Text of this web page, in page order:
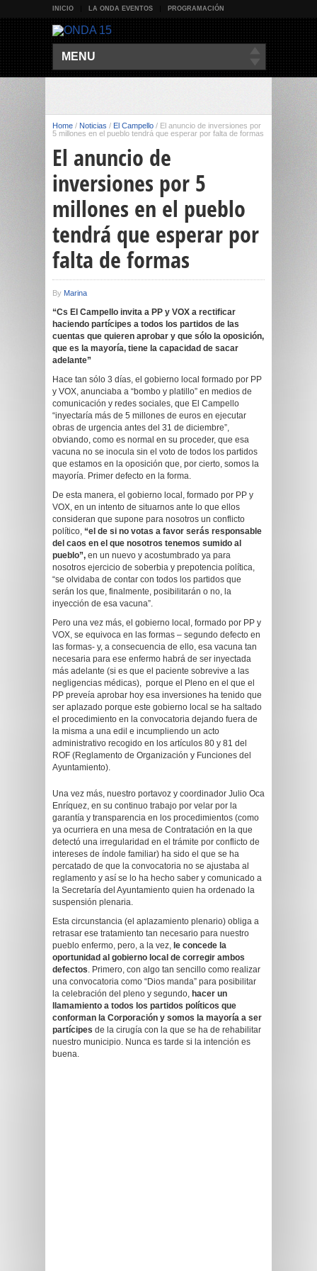
INICIO LA ONDA EVENTOS PROGRAMACIÓN
MENU
Home / Noticias / El Campello / El anuncio de inversiones por
5 millones en el pueblo tendrá que esperar por falta de formas
El anuncio de
inversiones por 5
millones en el pueblo
tendrá que esperar por
falta de formas
By Marina
“Cs El Campello invita a PP y VOX a rectificar
haciendo partícipes a todos los partidos de las
cuentas que quieren aprobar y que sólo la oposición,
que es la mayoría, tiene la capacidad de sacar
adelante”
Hace tan sólo 3 días, el gobierno local formado por PP
y VOX, anunciaba a “bombo y platillo” en medios de
comunicación y redes sociales, que El Campello
“inyectaría más de 5 millones de euros en ejecutar
obras de urgencia antes del 31 de diciembre”,
obviando, como es normal en su proceder, que esa
vacuna no se inocula sin el voto de todos los partidos
que estamos en la oposición que, por cierto, somos la
mayoría. Primer defecto en la forma.
De esta manera, el gobierno local, formado por PP y
VOX, en un intento de situarnos ante lo que ellos
consideran que supone para nosotros un conflicto
político, “el de si no votas a favor serás responsable
del caos en el que nosotros tenemos sumido al
pueblo”, en un nuevo y acostumbrado ya para
nosotros ejercicio de soberbia y prepotencia política,
“se olvidaba de contar con todos los partidos que
serán los que, finalmente, posibilitarán o no, la
inyección de esa vacuna”.
Pero una vez más, el gobierno local, formado por PP y
VOX, se equivoca en las formas – segundo defecto en
las formas- y, a consecuencia de ello, esa vacuna tan
necesaria para ese enfermo habrá de ser inyectada
más adelante (si es que el paciente sobrevive a las
negligencias médicas), porque el Pleno en el que el
PP preveía aprobar hoy esa inversiones ha tenido que
ser aplazado porque este gobierno local se ha saltado
el procedimiento en la convocatoria dejando fuera de
la misma a una edil e incumpliendo un acto
administrativo recogido en los artículos 80 y 81 del
ROF (Reglamento de Organización y Funciones del
Ayuntamiento).
Una vez más, nuestro portavoz y coordinador Julio Oca
Enríquez, en su continuo trabajo por velar por la
garantía y transparencia en los procedimientos (como
ya ocurriera en una mesa de Contratación en la que
detectó una irregularidad en el trámite por conflicto de
intereses de índole familiar) ha sido el que se ha
percatado de que la convocatoria no se ajustaba al
reglamento y así se lo ha hecho saber y comunicado a
la Secretaría del Ayuntamiento quien ha ordenado la
suspensión plenaria.
Esta circunstancia (el aplazamiento plenario) obliga a
retrasar ese tratamiento tan necesario para nuestro
pueblo enfermo, pero, a la vez, le concede la
oportunidad al gobierno local de corregir ambos
defectos. Primero, con algo tan sencillo como realizar
una convocatoria como “Dios manda” para posibilitar
la celebración del pleno y segundo, hacer un
llamamiento a todos los partidos políticos que
conforman la Corporación y somos la mayoría a ser
partícipes de la cirugía con la que se ha de rehabilitar
nuestro municipio. Nunca es tarde si la intención es
buena.